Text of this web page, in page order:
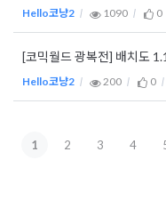
Hello코냥2 1090 0
[코믹월드 광복전] 배치도
Hello코냥2 200 0
1 2 3 4